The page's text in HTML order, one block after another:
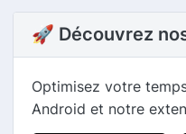
🚀 Découvrez
Optimisez votre
Android et notre